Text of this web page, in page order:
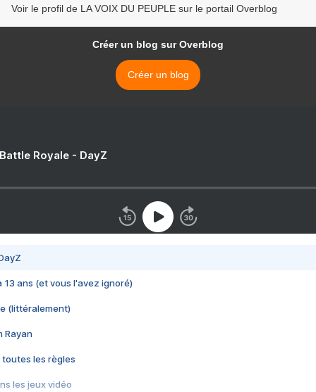
Voir le profil de LA VOIX DU PEUPLE sur le portail Overblog
Créer un blog sur Overblog
Créer un blog
Royale - DayZ
13 ans (et vous l'avez ignoré)
(littéralement)
Rayan
toutes les règles
les jeux vidéo